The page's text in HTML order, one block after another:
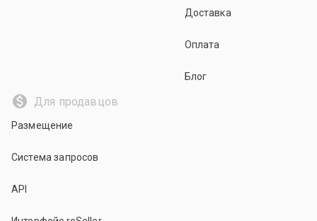
Доставка
Оплата
Блог
Для продавцов
Размещение
Система запросов
API